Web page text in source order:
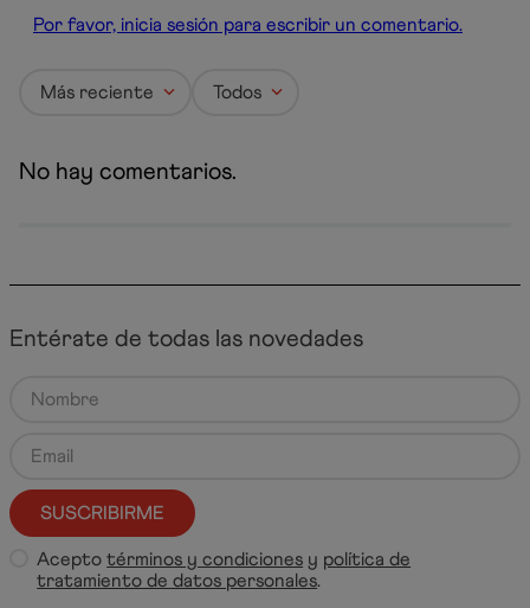
Por favor, inicia sesión para escribir un comentario.
Más reciente Todos
No hay comentarios.
Entérate de todas las novedades
SUSCRIBIRME
Aceptotérminos y condiciones y política de
tratamiento de datos personales.